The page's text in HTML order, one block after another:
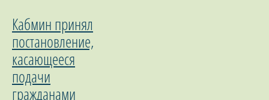
Кабмин принял
постановление,
касающееся
подачи
гражданами